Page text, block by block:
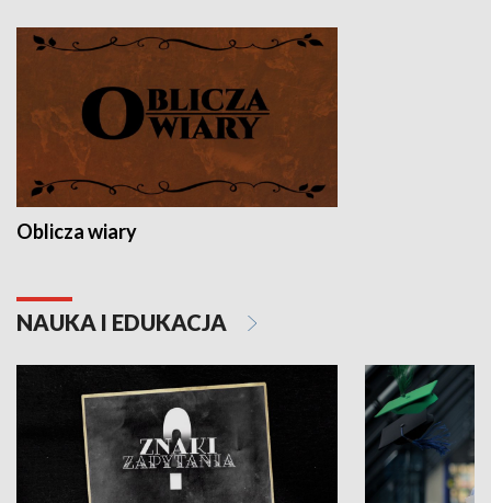
Oblicza wiary
NAUKA I EDUKACJA